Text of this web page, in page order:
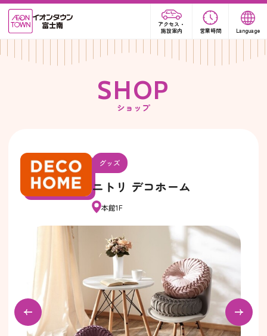
アクセス・
施設案内
営業時間 Language
SHOP
ショップ
グッズ
ニトリ デコホーム
本館1F